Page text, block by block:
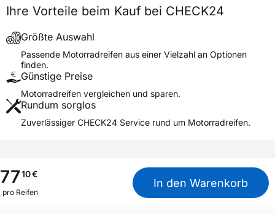
Fahrzeugtyp
Motorrad
Verwendung
Modellname
BATTLAX SCOOTER REAR M
Reifenposition
Motorradtyp
Scooter
Weitere Eigenschaften
M+S
Nein
Motorrad Kennzeichnung
M/C
Ihre Vorteile beim Kauf bei CHECK24
Größte Auswahl
Passende Motorradreifen aus einer Vielzahl an Optionen
finden.
Günstige Preise
Motorradreifen vergleichen und sparen.
Rundum sorglos
Zuverlässiger CHECK24 Service rund um Motorradreifen.
7710€
pro Reifen
In den Warenkorb